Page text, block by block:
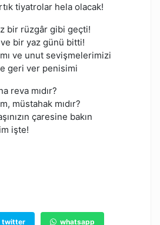
tiyatrolar hela olacak!
bir rüzgâr gibi geçti!
ve bir yaz günü bitti!
ve unut sevişmelerimizi
geri ver penisimi
reva mıdır?
müstahak mıdır?
çaresine bakın
işte!
twitter whatsapp